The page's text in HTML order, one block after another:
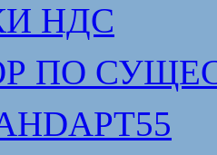
НДС
ПО